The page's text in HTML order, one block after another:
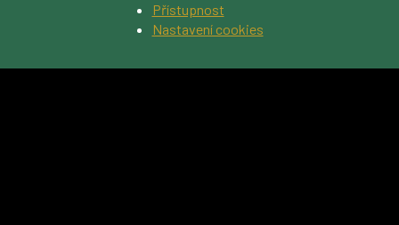
Přístupnost
Nastavení cookies